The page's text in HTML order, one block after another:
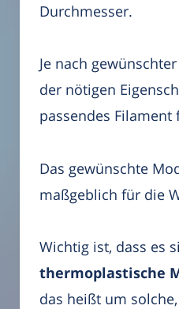
Durchmesser.
Je nach
der nötigen
passendes Filament
Das gewünschte
maßgeblich für die
Wichtig ist, dass es
thermoplastische
das heißt um